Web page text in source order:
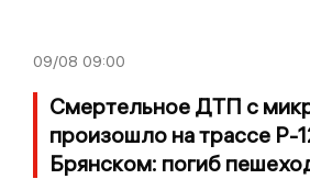
09/08 09:00
Смертельное ДТП с
произошло на трассе Р-
Брянском: погиб